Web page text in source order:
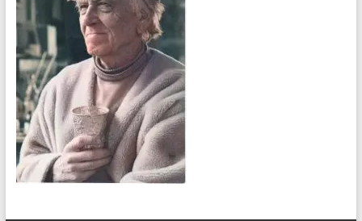
durch
Ihre
Mitgliedschaft